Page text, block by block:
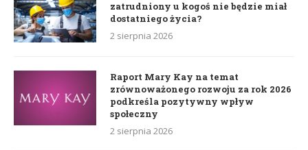
zatrudniony u kogoś nie będzie miał
dostatniego życia?
2 sierpnia 2026
Raport Mary Kay na temat
zrównoważonego rozwoju za rok 2026
podkreśla pozytywny wpływ
społeczny
2 sierpnia 2026